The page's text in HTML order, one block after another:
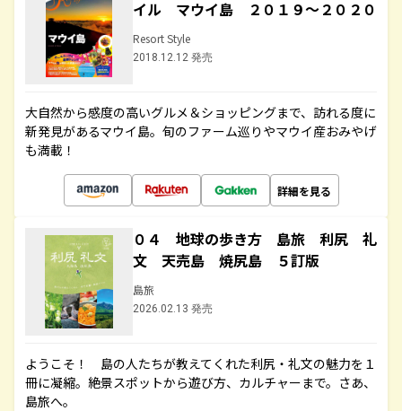
イル マウイ島 ２０１９～２０２０
Resort Style
2018.12.12 発売
大自然から感度の高いグルメ＆ショッピングまで、訪れる度に
新発見があるマウイ島。旬のファーム巡りやマウイ産おみやげ
も満載！
詳細を見る
０４ 地球の歩き方 島旅 利尻 礼
文 天売島 焼尻島 ５訂版
島旅
2026.02.13 発売
ようこそ！ 島の人たちが教えてくれた利尻・礼文の魅力を１
冊に凝縮。絶景スポットから遊び方、カルチャーまで。さあ、
島旅へ。